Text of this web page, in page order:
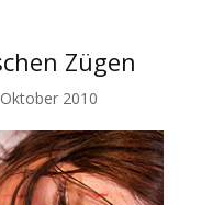
Zügen
Oktober 2010